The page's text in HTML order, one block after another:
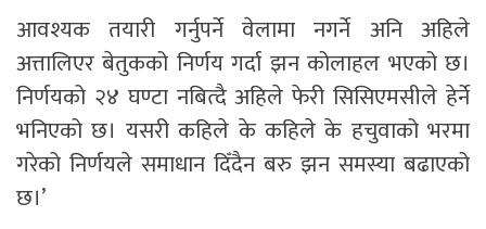
आवश्यक तयारी गर्नुपर्ने वेलामा नगर्ने अनि अहिले
अत्तालिएर बेतुकको निर्णय गर्दा झन कोलाहल भएको छ।
निर्णयको २४ घण्टा नबित्दै अहिले फेरी सिसिएमसीले हेर्ने
भनिएको छ। यसरी कहिले के कहिले के हचुवाको भरमा
गरेको निर्णयले समाधान दिँदैन बरु झन समस्या बढाएको
छ।’